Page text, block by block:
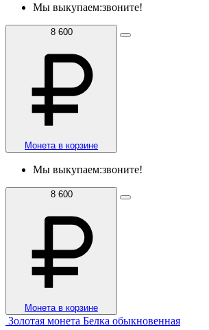
Мы выкупаем:звоните!
8 600
Монета в корзине
Мы выкупаем:звоните!
8 600
Монета в корзине
Золотая монета Белка обыкновенная